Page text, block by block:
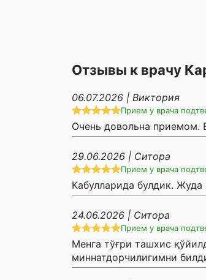
Отзывы к врачу
06.07.2026 | Виктория
Прием у врача
Очень довольна приемом.
29.06.2026 | Ситора
Прием у врача
Кабулларида булдик.
24.06.2026 | Ситора
Прием у врача
Менга тўғри ташхис
миннатдорчилигимни